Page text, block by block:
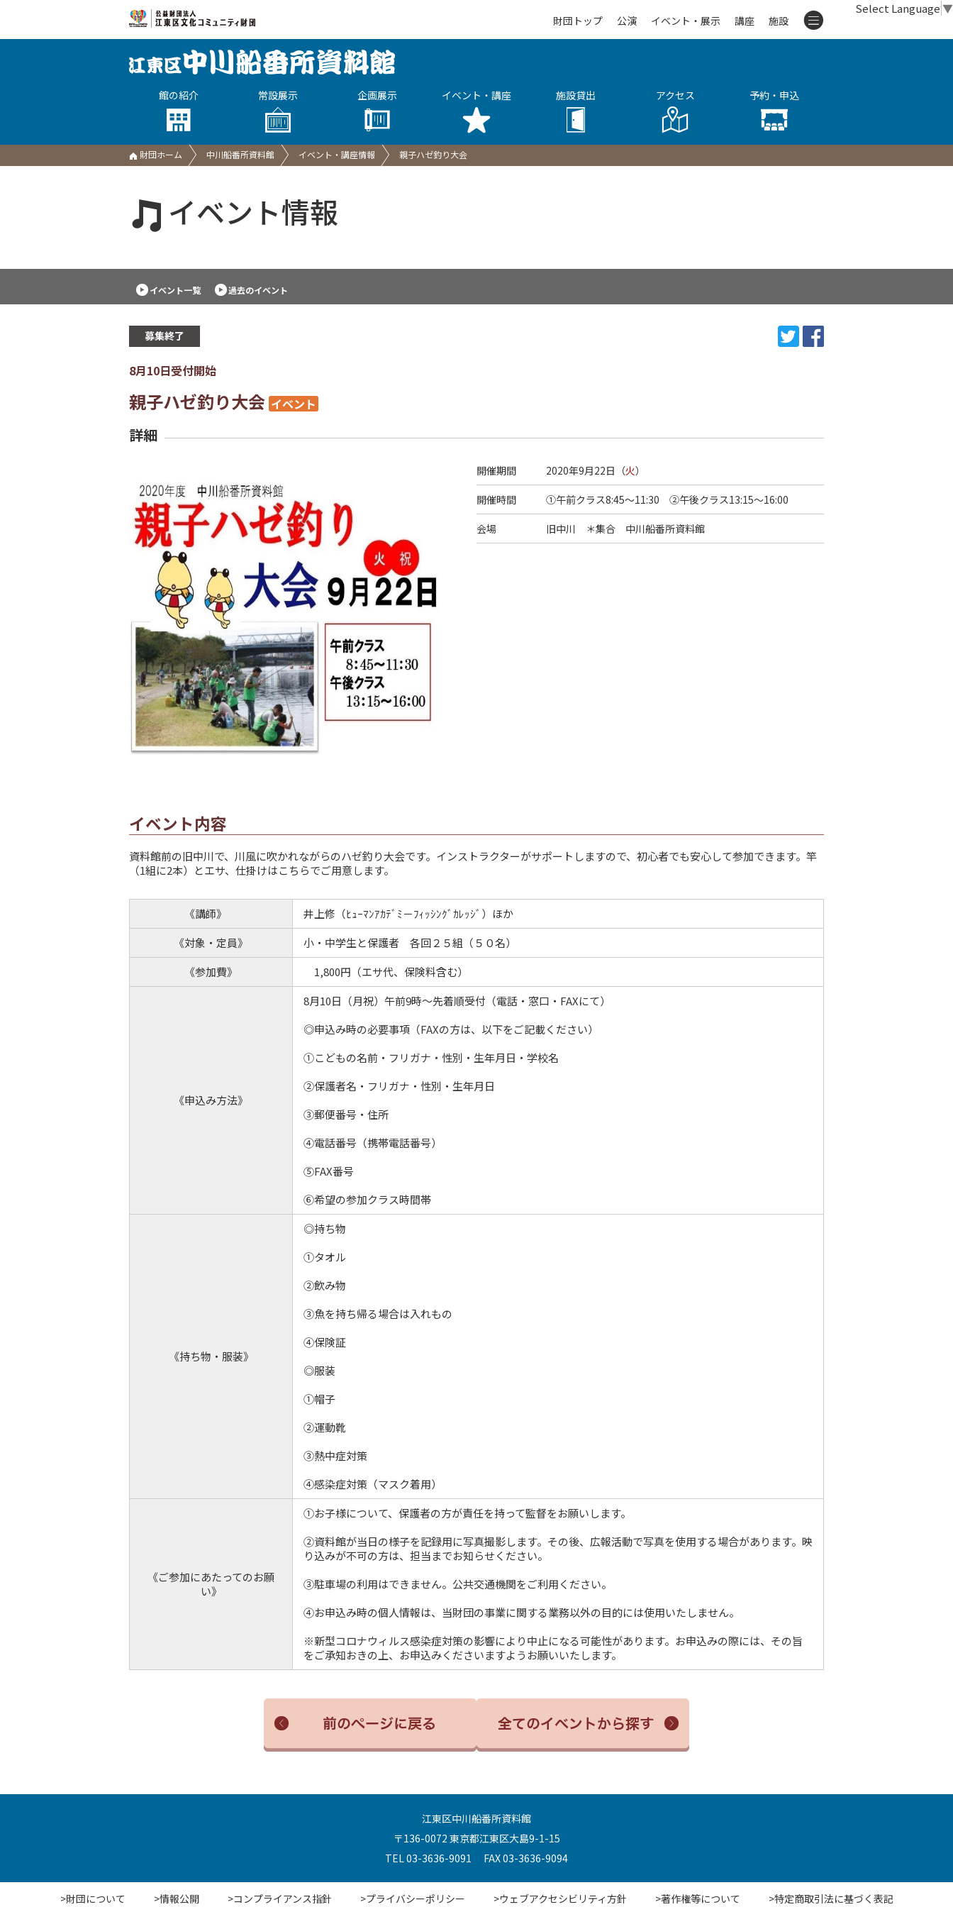
Select Language ▼
財団トップ 公演 イベント・展示 講座 施設
館の紹介 常設展示 企画展示 イベント・講座 施設貸出 アクセス 予約・申込
財団ホーム 中川船番所資料館 イベント・講座情報 親子ハゼ釣り大会
イベント情報
イベント一覧 過去のイベント
募集終了
8月10日受付開始
親子ハゼ釣り大会 イベント
詳細
開催期間 2020年9月22日（火）
開催時間 ①午前クラス8:45～11:30 ②午後クラス13:15～16:00
会場 旧中川 ＊集合 中川船番所資料館
イベント内容
資料館前の旧中川で、川風に吹かれながらのハゼ釣り大会です。インストラクターがサポートしますので、初心者でも安心して参加できます。竿
（1組に2本）とエサ、仕掛けはこちらでご用意します。
《講師》
井上修（ﾋｭｰﾏﾝｱｶﾃﾞﾐ－ﾌｨｯｼﾝｸﾞｶﾚｯｼﾞ）ほか
《対象・定員》
小・中学生と保護者 各回２５組（５０名）
《参加費》
1,800円（エサ代、保険料含む）
《申込み方法》
8月10日（月祝）午前9時～先着順受付（電話・窓口・FAXにて）
◎申込み時の必要事項（FAXの方は、以下をご記載ください）
①こどもの名前・フリガナ・性別・生年月日・学校名
②保護者名・フリガナ・性別・生年月日
③郵便番号・住所
④電話番号（携帯電話番号）
⑤FAX番号
⑥希望の参加クラス時間帯
《持ち物・服装》
◎持ち物
①タオル
②飲み物
③魚を持ち帰る場合は入れもの
④保険証
◎服装
①帽子
②運動靴
③熱中症対策
④感染症対策（マスク着用）
《ご参加にあたってのお願
い》
①お子様について、保護者の方が責任を持って監督をお願いします。
②資料館が当日の様子を記録用に写真撮影します。その後、広報活動で写真を使用する場合があります。映
り込みが不可の方は、担当までお知らせください。
③駐車場の利用はできません。公共交通機関をご利用ください。
④お申込み時の個人情報は、当財団の事業に関する業務以外の目的には使用いたしません。
※新型コロナウィルス感染症対策の影響により中止になる可能性があります。お申込みの際には、その旨
をご承知おきの上、お申込みくださいますようお願いいたします。
江東区中川船番所資料館
〒136-0072 東京都江東区大島9-1-15
TEL 03-3636-9091 FAX 03-3636-9094
>財団について >情報公開 >コンプライアンス指針 >プライバシーポリシー >ウェブアクセシビリティ方針 >著作権等について >特定商取引法に基づく表記